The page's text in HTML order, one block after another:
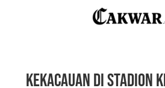
Kekacauan di Stadion